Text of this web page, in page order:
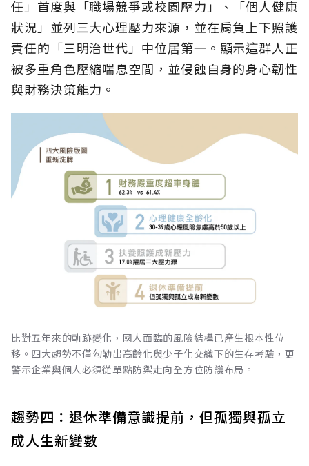
任」首度與「職場競爭或校園壓力」、「個人健康
狀況」並列三大心理壓力來源，並在肩負上下照護
責任的「三明治世代」中位居第一。顯示這群人正
被多重角色壓縮喘息空間，並侵蝕自身的身心韌性
與財務決策能力。
比對五年來的軌跡變化，國人面臨的風險結構已產生根本性位
移。四大趨勢不僅勾勒出高齡化與少子化交織下的生存考驗，更
警示企業與個人必須從單點防禦走向全方位防護布局。
趨勢四：退休準備意識提前，但孤獨與孤立
成人生新變數